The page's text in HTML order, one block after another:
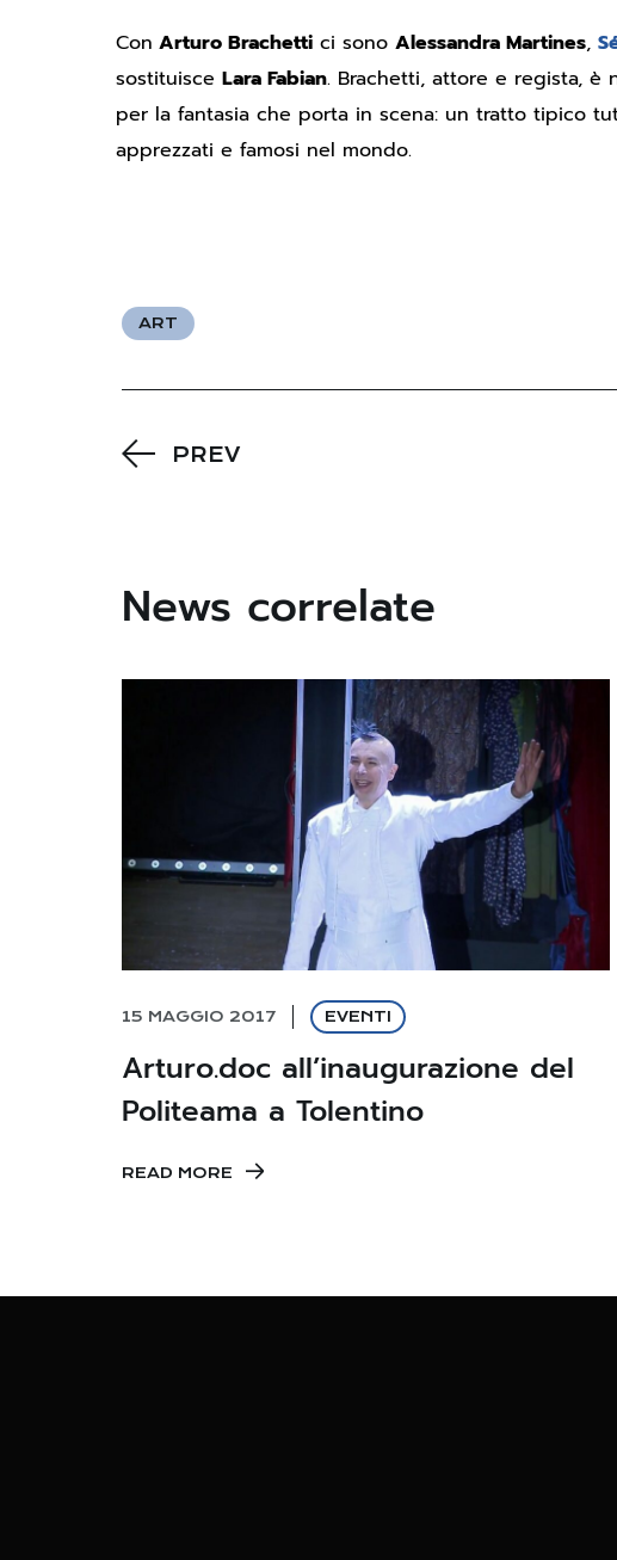
Con Arturo Brachetti ci sono Alessandra Martines,
sostituisce Lara Fabian. Brachetti, attore e regista, è
per la fantasia che porta in scena: un tratto tipico
apprezzati e famosi nel mondo.
ART
PREV
News correlate
15 MAGGIO 2017 EVENTI
Arturo.doc all’inaugurazione del
Politeama a Tolentino
READ MORE